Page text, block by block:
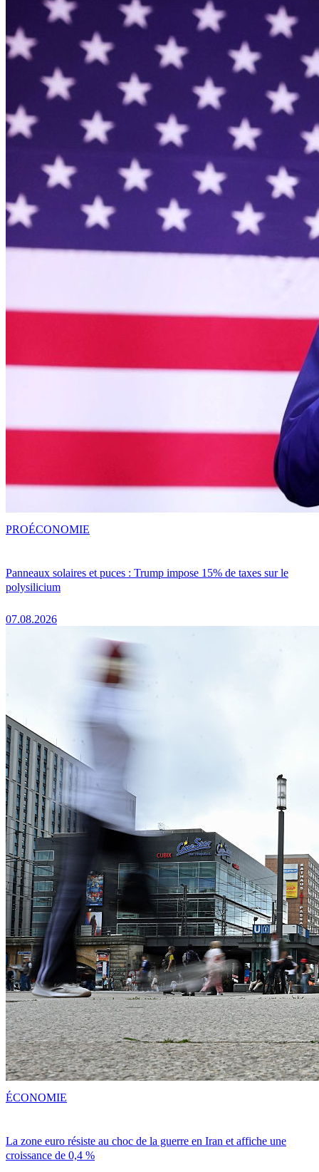
Panneaux solaires et puces : Trump impose 15% de taxes sur le
polysilicium
07.08.2026
PROÉCONOMIE
La zone euro résiste au choc de la guerre en Iran et affiche une
croissance de 0,4 %
ÉCONOMIE